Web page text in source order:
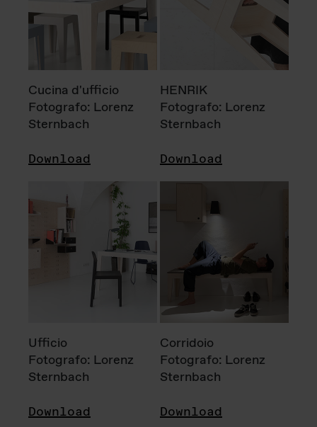
Cucina d'ufficio
Fotografo: Lorenz
Sternbach
Download
HENRIK
Fotografo: Lorenz
Sternbach
Download
Ufficio
Fotografo: Lorenz
Sternbach
Download
Corridoio
Fotografo: Lorenz
Sternbach
Download